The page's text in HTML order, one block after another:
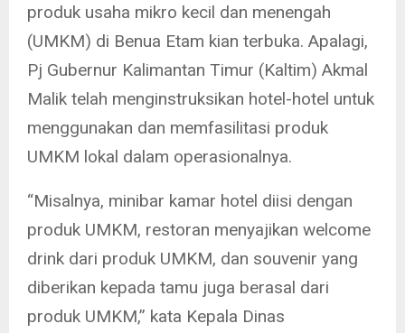
produk usaha mikro kecil dan menengah
(UMKM) di Benua Etam kian terbuka. Apalagi,
Pj Gubernur Kalimantan Timur (Kaltim) Akmal
Malik telah menginstruksikan hotel-hotel untuk
menggunakan dan memfasilitasi produk
UMKM lokal dalam operasionalnya.
“Misalnya, minibar kamar hotel diisi dengan
produk UMKM, restoran menyajikan welcome
drink dari produk UMKM, dan souvenir yang
diberikan kepada tamu juga berasal dari
produk UMKM,” kata Kepala Dinas